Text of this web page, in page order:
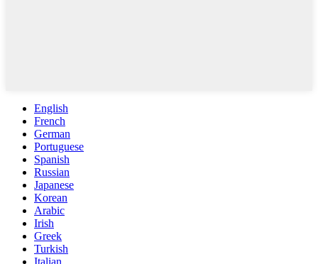
English
French
German
Portuguese
Spanish
Russian
Japanese
Korean
Arabic
Irish
Greek
Turkish
Italian